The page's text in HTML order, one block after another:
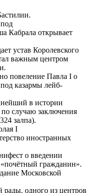
Кабрала открывает
устав Королевского
важным центром
повеление Павла I о
казармы лейб-
в истории
случаю заключения
залпа).
I
иностранных
о введении
гражданин».
Московской
одного из центров